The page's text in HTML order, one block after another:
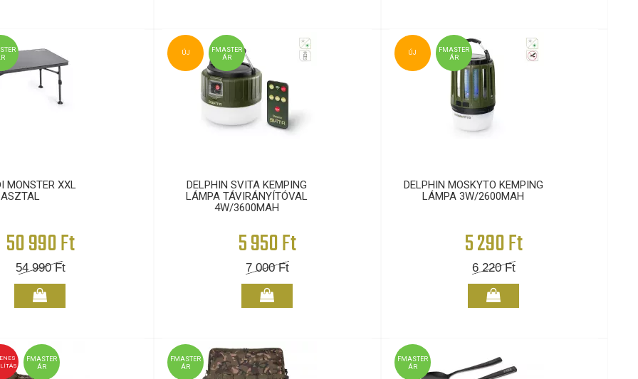
MONSTER XXL
ASZTAL
50 990 Ft
54 990Ft
FMASTER
ÁR
ÚJ
DELPHIN SVITA KEMPING
LÁMPA TÁVIRÁNYÍTÓVAL
4W/3600MAH
5 950 Ft
7 000Ft
FMASTER
ÁR
ÚJ
DELPHIN MOSKYTO KEMPING
LÁMPA 3W/2600MAH
5 290 Ft
6 220Ft
FMASTER
ÁR
FMASTER
ÁR
FMASTER
ÁR